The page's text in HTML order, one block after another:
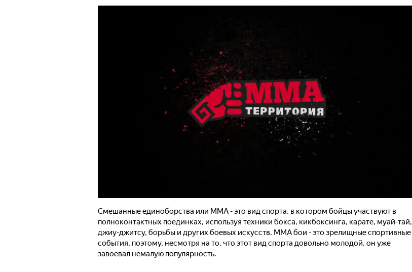
Смешанные единоборства или ММА - это вид спорта, в котором бойцы участвуют в
полноконтактных поединках, используя техники бокса, кикбоксинга, карате, муай-тай,
джиу-джитсу, борьбы и других боевых искусств. MMA бои - это зрелищные спортивные
события, поэтому, несмотря на то, что этот вид спорта довольно молодой, он уже
завоевал немалую популярность.